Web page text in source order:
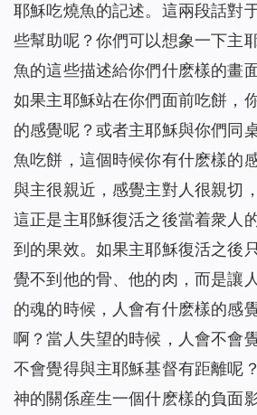
耶穌吃燒魚的記述。這兩段話對
些幫助呢？你們可以想象一下主
魚的這些描述給你們什麽樣的畫
如果主耶穌站在你們面前吃餅，
的感覺呢？或者主耶穌與你們同
魚吃餅，這個時候你有什麽樣的
與主很親近，感覺主對人很親切
這正是主耶穌復活之後當着衆人
到的果效。如果主耶穌復活之後
覺不到他的骨、他的肉，而是讓
的魂的時候，人會有什麽樣的感
啊？當人失望的時候，人會不會
不會覺得與主耶穌基督有距離呢
神的關係産生一個什麽樣的負面